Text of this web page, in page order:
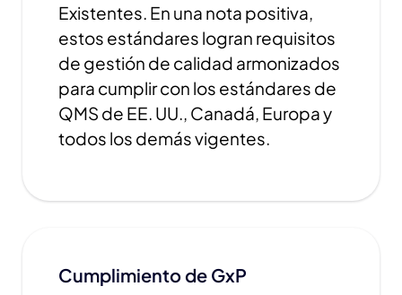
Existentes. En una nota positiva,
estos estándares logran requisitos
de gestión de calidad armonizados
para cumplir con los estándares de
QMS de EE. UU., Canadá, Europa y
todos los demás vigentes.
Cumplimiento de GxP